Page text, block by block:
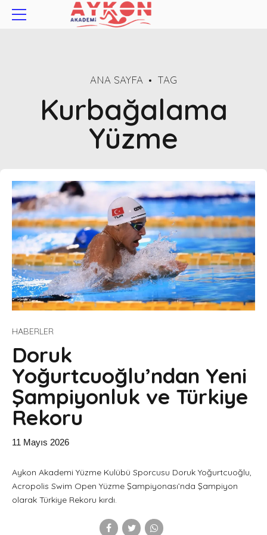
ANA SAYFA TAG
Kurbağalama
Yüzme
HABERLER
Doruk
Yoğurtcuoğlu’ndan Yeni
Şampiyonluk ve Türkiye
Rekoru
11 Mayıs 2026
Aykon Akademi Yüzme Kulübü Sporcusu Doruk Yoğurtcuoğlu,
Acropolis Swim Open Yüzme Şampiyonası’nda Şampiyon
olarak Türkiye Rekoru kırdı.